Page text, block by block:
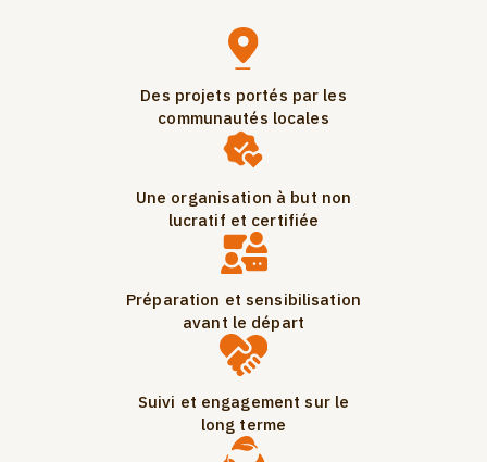
Des projets portés par les
communautés locales
Une organisation à but non
lucratif et certifiée
Préparation et sensibilisation
avant le départ
Suivi et engagement sur le
long terme